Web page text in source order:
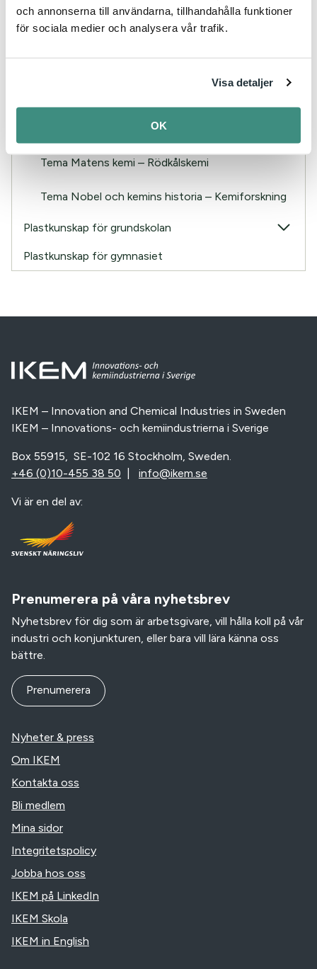
och annonserna till användarna, tillhandahålla funktioner
för sociala medier och analysera vår trafik.
Visa detaljer
OK
Tema Hållbar utveckling – Återvinningskemi
Tema Hälsa – Vitaminkemi
Tema Matens kemi – Rödkålskemi
Tema Nobel och kemins historia – Kemiforskning
Plastkunskap för grundskolan
Plastkunskap för gymnasiet
IKEM – Innovation and Chemical Industries in Sweden
IKEM – Innovations- och kemiindustrierna i Sverige
Box 55915, SE-102 16 Stockholm, Sweden.
+46 (0)10-455 38 50
info@ikem.se
Vi är en del av:
Prenumerera på våra nyhetsbrev
Nyhetsbrev för dig som är arbetsgivare, vill hålla koll på vår
industri och konjunkturen, eller bara vill lära känna oss
bättre.
Prenumerera
Nyheter & press
Om IKEM
Kontakta oss
Bli medlem
Mina sidor
Integritetspolicy
Jobba hos oss
IKEM på LinkedIn
IKEM Skola
IKEM in English